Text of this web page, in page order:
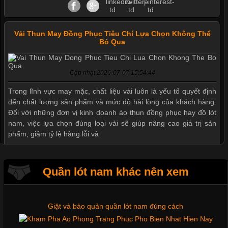
Vải Thun May Đồng Phục Tiêu Chí Lựa Chọn Không Thể
Bỏ Qua
Cập nhật 2026-07-07 15:54:44
Trong lĩnh vực may mặc, chất liệu vải luôn là yếu tố quyết định
đến chất lượng sản phẩm và mức độ hài lòng của khách hàng.
Đối với những đơn vị kinh doanh áo thun đồng phục hay đồ lót
nam, việc lựa chọn đúng loại vải sẽ giúp nâng cao giá trị sản
phẩm, giảm tỷ lệ hàng lỗi và
Quần lót nam khác nên xem
Mẫu quần short quần lót nam nữ hè thu 2017
Thị hiều quần lót nam bơi lội nam và nữ 2017
Xu hướng thời trang trẻ và quần lót nam giá sỉ
Giặt và bảo quản quần lót nam đúng cách